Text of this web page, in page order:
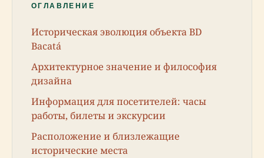
ОГЛАВЛЕНИЕ
Историческая эволюция объекта BD
Bacatá
Архитектурное значение и философия
дизайна
Информация для посетителей: часы
работы, билеты и экскурсии
Расположение и близлежащие
исторические места